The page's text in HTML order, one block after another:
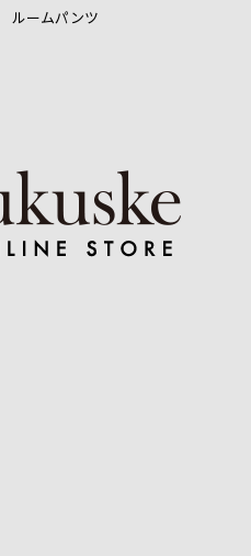
ルームパンツ